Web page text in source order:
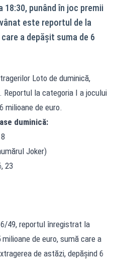
18:30, punând în joc premii
este reportul de la
a depășit suma de 6
Loto de duminică,
Reportul la categoria I a jocului
milioane de euro.
duminică:
Joker)
23
49, reportul înregistrat la
de euro, sumă care a
de astăzi, depășind 6